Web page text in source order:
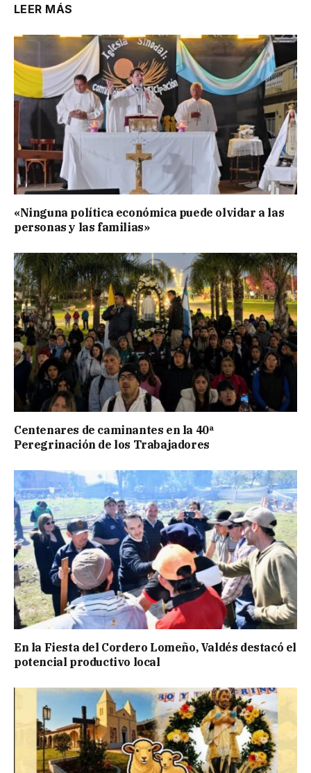
LEER MÁS
«Ninguna política económica puede olvidar a las
personas y las familias»
Centenares de caminantes en la 40ª
Peregrinación de los Trabajadores
En la Fiesta del Cordero Lomeño, Valdés destacó el
potencial productivo local